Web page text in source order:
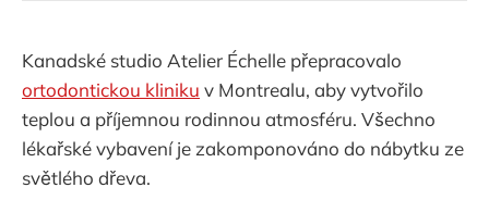
Kanadské studio Atelier Échelle přepracovalo
ortodontickou kliniku v Montrealu, aby vytvořilo
teplou a příjemnou rodinnou atmosféru. Všechno
lékařské vybavení je zakomponováno do nábytku ze
světlého dřeva.